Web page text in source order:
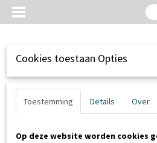
Cookies toestaan Opties
Toestemming Details Over
Op deze website worden cookies